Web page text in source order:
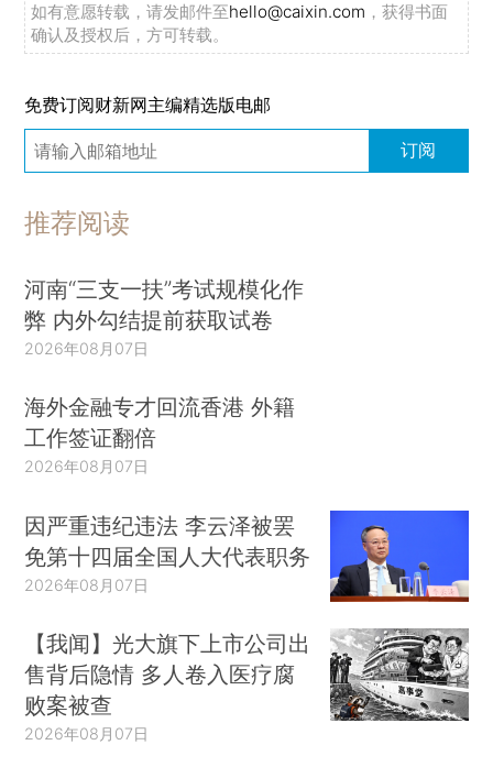
如有意愿转载，请发邮件至hello@caixin.com ，获得书面
确认及授权后，方可转载。
免费订阅财新网主编精选版电邮
订阅
推荐阅读
河南“三支一扶”考试规模化作
弊 内外勾结提前获取试卷
2026年08月07日
海外金融专才回流香港 外籍
工作签证翻倍
2026年08月07日
因严重违纪违法 李云泽被罢
免第十四届全国人大代表职务
2026年08月07日
【我闻】光大旗下上市公司出
售背后隐情 多人卷入医疗腐
败案被查
2026年08月07日